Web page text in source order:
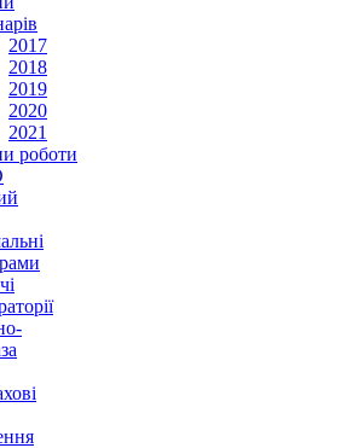
2017
2018
2019
2020
2021
роботи